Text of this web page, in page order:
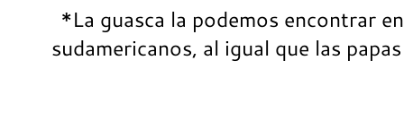
*La guasca la podemos encontrar
sudamericanos, al igual que las